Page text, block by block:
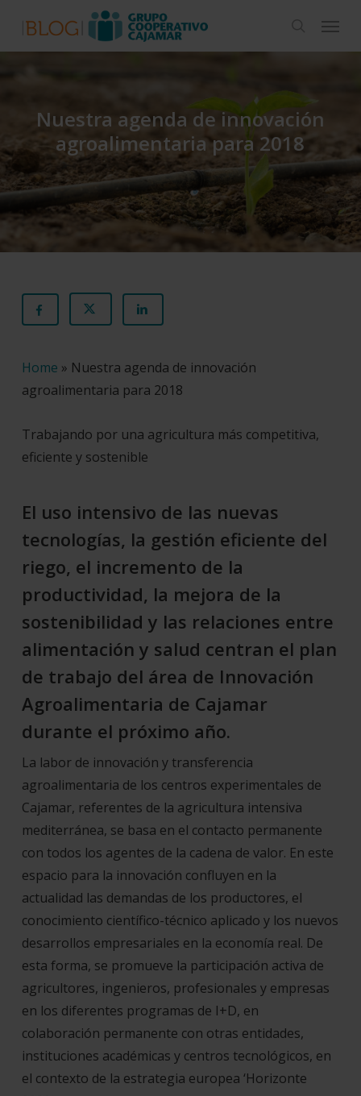
main
search
Menu
Nuestra agenda de innovación
agroalimentaria para 2018
Home » Nuestra agenda de innovación
agroalimentaria para 2018
Trabajando por una agricultura más competitiva,
eficiente y sostenible
El uso intensivo de las nuevas
tecnologías, la gestión eficiente del
riego, el incremento de la
productividad, la mejora de la
sostenibilidad y las relaciones entre
alimentación y salud centran el plan
de trabajo del área de Innovación
Agroalimentaria de Cajamar
durante el próximo año.
La labor de innovación y transferencia
agroalimentaria de los centros experimentales de
Cajamar, referentes de la agricultura intensiva
mediterránea, se basa en el contacto permanente
con todos los agentes de la cadena de valor. En este
espacio para la innovación confluyen en la
actualidad las demandas de los productores, el
conocimiento científico-técnico aplicado y los nuevos
desarrollos empresariales en la economía real. De
esta forma, se promueve la participación activa de
agricultores, ingenieros, profesionales y empresas
en los diferentes programas de I+D, en
colaboración permanente con otras entidades,
instituciones académicas y centros tecnológicos, en
el contexto de la estrategia europea ‘Horizonte